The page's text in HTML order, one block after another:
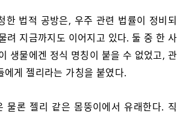
한 법적 공방은, 우주 관련 법률이 정비되
려 지금까지도 이어지고 있다. 둘 중 한 사
생물에겐 정식 명칭이 붙을 수 없었고, 관
에게 젤리라는 가칭을 붙였다.
물론 젤리 같은 몸뚱이에서 유래한다. 직